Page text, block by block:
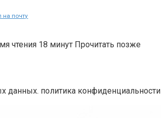
на почту
чтения 18 минут Прочитать позже
данных. политика конфиденциальности